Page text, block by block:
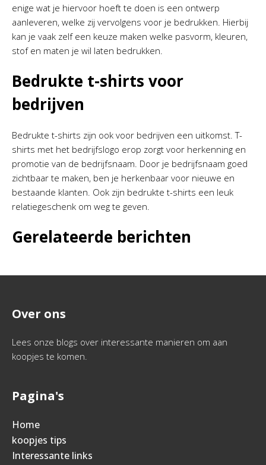
enige wat je hiervoor hoeft te doen is een ontwerp
aanleveren, welke zij vervolgens voor je bedrukken. Hierbij
kan je vaak zelf een keuze maken welke pasvorm, kleuren,
stof en maten je wil laten bedrukken.
Bedrukte t-shirts voor
bedrijven
Bedrukte t-shirts zijn ook voor bedrijven een uitkomst. T-
shirts met het bedrijfslogo erop zorgt voor herkenning en
promotie van de bedrijfsnaam. Door je bedrijfsnaam goed
zichtbaar te maken, ben je herkenbaar voor nieuwe en
bestaande klanten. Ook zijn bedrukte t-shirts een leuk
relatiegeschenk om weg te geven.
Gerelateerde berichten
Over ons
Lees onze blogs over interessante manieren om aan
koopjes te komen.
Pagina's
Home
koopjes tips
Interessante links